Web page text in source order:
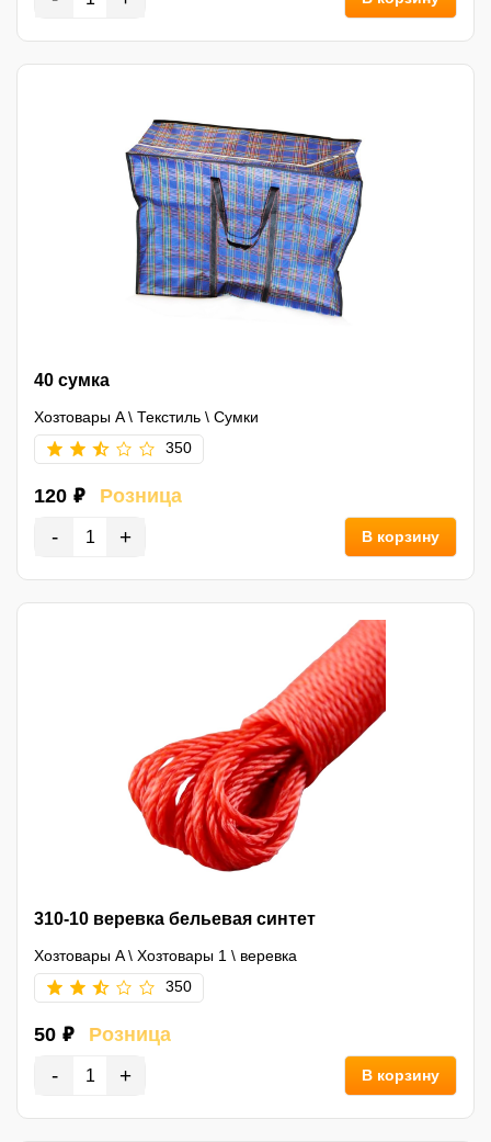
40 сумка
Хозтовары A\ Текстиль \ Сумки
350
120 ₽ Розница
- + В корзину
310-10 веревка бельевая синтет
Хозтовары A\ Хозтовары 1 \ веревка
350
50 ₽ Розница
- + В корзину